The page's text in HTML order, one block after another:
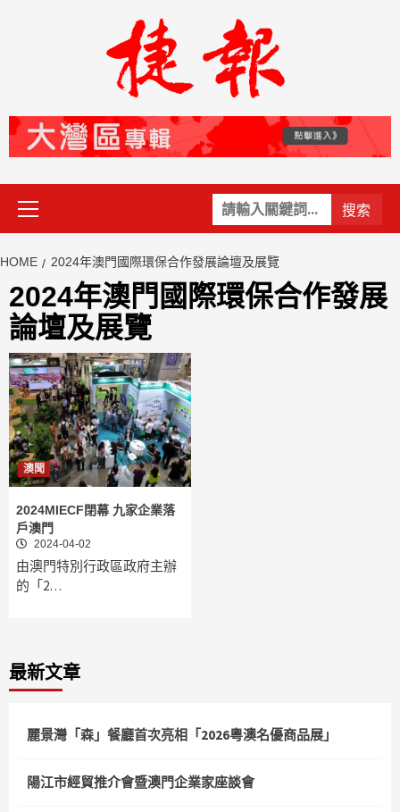
關
鍵
Primary
Menu
HOME 2024年澳門國際環保合作發展論壇及展覽
2024年澳門國際環保合作發展
論壇及展覽
澳聞
2024MIECF閉幕 九家企業落
戶澳門
2024-04-02
由澳門特別行政區政府主辦
的「2…
最新文章
麗景灣「森」餐廳首次亮相「2026粵澳名優商品展」
陽江市經貿推介會暨澳門企業家座談會